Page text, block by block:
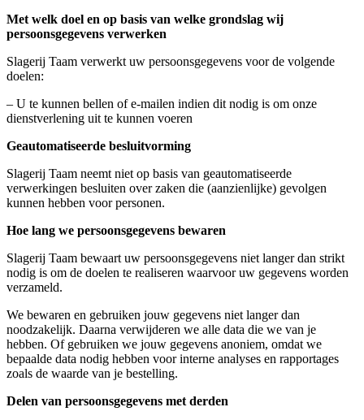
Met welk doel en op basis van welke grondslag wij
persoonsgegevens verwerken
Slagerij Taam verwerkt uw persoonsgegevens voor de volgende
doelen:
– U te kunnen bellen of e-mailen indien dit nodig is om onze
dienstverlening uit te kunnen voeren
Geautomatiseerde besluitvorming
Slagerij Taam neemt niet op basis van geautomatiseerde
verwerkingen besluiten over zaken die (aanzienlijke) gevolgen
kunnen hebben voor personen.
Hoe lang we persoonsgegevens bewaren
Slagerij Taam bewaart uw persoonsgegevens niet langer dan strikt
nodig is om de doelen te realiseren waarvoor uw gegevens worden
verzameld.
We bewaren en gebruiken jouw gegevens niet langer dan
noodzakelijk. Daarna verwijderen we alle data die we van je
hebben. Of gebruiken we jouw gegevens anoniem, omdat we
bepaalde data nodig hebben voor interne analyses en rapportages
zoals de waarde van je bestelling.
Delen van persoonsgegevens met derden